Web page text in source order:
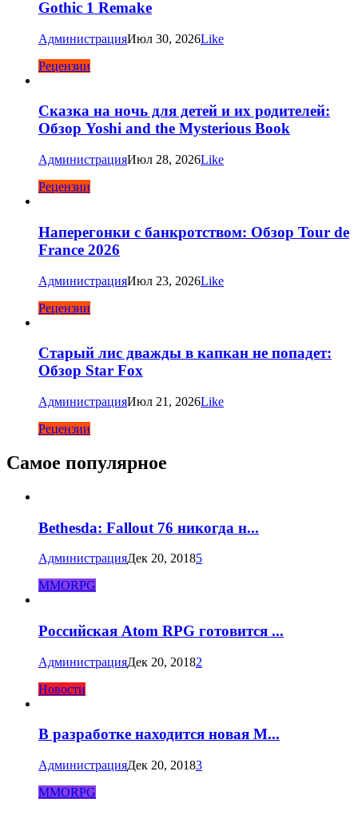
Gothic 1 Remake
АдминистрацияИюл 30, 2026Like
Рецензии
Сказка на ночь для детей и их родителей:
Обзор Yoshi and the Mysterious Book
АдминистрацияИюл 28, 2026Like
Рецензии
Наперегонки с банкротством: Обзор Tour de
France 2026
АдминистрацияИюл 23, 2026Like
Рецензии
Старый лис дважды в капкан не попадет:
Обзор Star Fox
АдминистрацияИюл 21, 2026Like
Рецензии
Самое популярное
Bethesda: Fallout 76 никогда н...
АдминистрацияДек 20, 20185
MMORPG
Российская Atom RPG готовится ...
АдминистрацияДек 20, 20182
Новости
В разработке находится новая M...
АдминистрацияДек 20, 20183
MMORPG